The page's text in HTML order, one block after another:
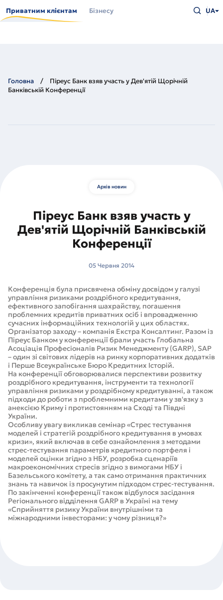
до
основного
Приватним клієнтам Бізнесу
що
UA
Головна
Піреус Банк взяв участь у Дев'ятій Щорічній
Банківській Конференції
Архів новин
Піреус Банк взяв участь у
Дев'ятій Щорічній Банківській
Конференції
05 Червня 2014
Конференція була присвячена обміну досвідом у галузі
управління ризиками роздрібного кредитування,
ефективного запобігання шахрайству, погашення
проблемних кредитів приватних осіб і впровадженню
сучасних інформаційних технологій у цих областях.
Організатор заходу – компанія Екстра Консалтинг. Разом із
Піреус Банком у конференції брали участь Глобальна
Асоціація Професіоналів Ризик Менеджменту (GARP), SAP
– один зі світових лідерів на ринку корпоративних додатків
і Перше Всеукраїнське Бюро Кредитних Історій.
На конференції обговорювалися перспективи розвитку
роздрібного кредитування, інструменти та технології
управління ризиками у роздрібному кредитуванні, а також
підходи до роботи з проблемними кредитами у зв'язку з
анексією Криму і протистоянням на Сході та Півдні
України.
Особливу увагу викликав семінар «Стрес тестування
моделей і стратегій роздрібного кредитування в умовах
кризи», який включав в себе ознайомлення з методами
стрес-тестування параметрів кредитного портфеля і
моделей оцінки згідно з НБУ, розробка сценаріїв
макроекономічних стресів згідно з вимогами НБУ і
Базельського комітету, а так само отримання практичних
знань та навичок із просунутим підходом стрес-тестування.
По закінченні конференції також відбулося засідання
Регіонального відділення GARP в Україні на тему
«Сприйняття ризику України внутрішніми та
міжнародними інвесторами: у чому різниця?»